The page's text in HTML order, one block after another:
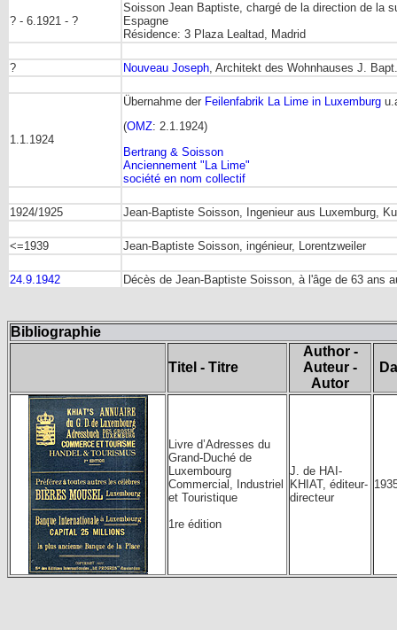
? - 6.1921 - ?
Soisson Jean Baptiste, chargé de la direction de la
Espagne
Résidence: 3 Plaza Lealtad, Madrid
? Nouveau Joseph, Architekt des Wohnhauses J.
1.1.1924
Übernahme der Feilenfabrik La Lime in Luxemburg
(OMZ: 2.1.1924)
Bertrang & Soisson
Anciennement "La Lime"
société en nom collectif
1924/1925 Jean-Baptiste Soisson, Ingenieur aus Luxemburg,
<=1939 Jean-Baptiste Soisson, ingénieur, Lorentzweiler
24.9.1942 Décès de Jean-Baptiste Soisson, à l'âge de 63 ans
Bibliographie
Titel - Titre
Author -
Auteur -
Autor
Livre d’Adresses du
Grand-Duché de
Luxembourg
Commercial, Industriel
et Touristique
1re édition
J. de HAI-
KHIAT, éditeur-
directeur